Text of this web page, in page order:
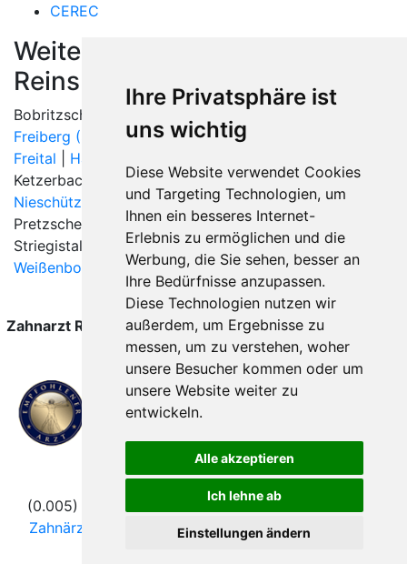
Ihre Privatsphäre ist
uns wichtig
Diese Website verwendet Cookies
und Targeting Technologien, um
Ihnen ein besseres Internet-
Erlebnis zu ermöglichen und die
Werbung, die Sie sehen, besser an
Ihre Bedürfnisse anzupassen.
Diese Technologien nutzen wir
außerdem, um Ergebnisse zu
messen, um zu verstehen, woher
unsere Besucher kommen oder um
unsere Website weiter zu
entwickeln.
Alle akzeptieren
Ich lehne ab
Einstellungen ändern
CEREC
Weitere Orte in der Nähe von
Reinsberg
Bobritzsch-Hilbersdorf | Brand-Erbisdorf | Freiberg |
Freiberg (Sachsen) |Großschirma|
Freital
Hainichen
Ketzerbachtal |
Klipphausen| Käbschütztal | Mochau |
Nieschütz
Nossen|Oberschöna| Oederan |
Pretzschendorf |Reinsberg|Rossau| Roßwein |
Striegistal | Tharandt | Triebischtal |
Weißenborn/Erzgebirge| Wilsdruff|Zehren|
Zahnarzt Reinsberg wurde zuletzt am 06. August 2026
um 00:00:08 Uhr aktualisiert.
Folgen Sie uns
(0.005) © 2004 - 2026 DEV AG |Zahnarztsuche
Zahnärzte in Städten
|Kontakt|Impressum